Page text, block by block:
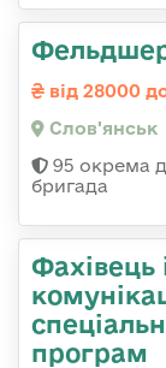
від 28000
Слов'янськ
95 окрема
бригада
програм